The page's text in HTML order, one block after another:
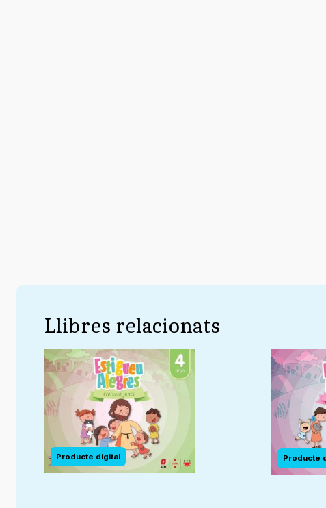
Llibres relacionats